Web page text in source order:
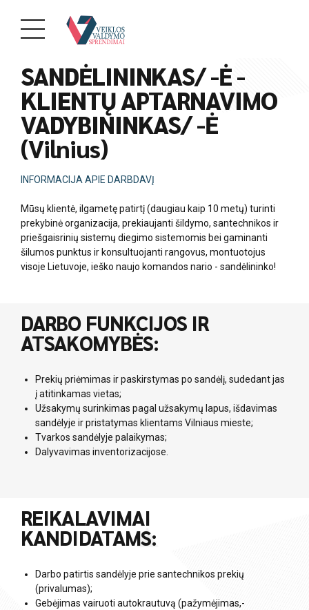
SANDĖLININKAS/ -Ė -
KLIENTŲ APTARNAVIMO
VADYBININKAS/ -Ė
(Vilnius)
INFORMACIJA APIE DARBDAVĮ
Mūsų klientė, ilgametę patirtį (daugiau kaip 10 metų) turinti
prekybinė organizacija, prekiaujanti šildymo, santechnikos ir
priešgaisrinių sistemų diegimo sistemomis bei gaminanti
šilumos punktus ir konsultuojanti rangovus, montuotojus
visoje Lietuvoje, ieško naujo komandos nario - sandėlininko!
DARBO FUNKCIJOS IR
ATSAKOMYBĖS:
Prekių priėmimas ir paskirstymas po sandėlį, sudedant jas
į atitinkamas vietas;
Užsakymų surinkimas pagal užsakymų lapus, išdavimas
sandėlyje ir pristatymas klientams Vilniaus mieste;
Tvarkos sandėlyje palaikymas;
Dalyvavimas inventorizacijose.
REIKALAVIMAI
KANDIDATAMS:
Darbo patirtis sandėlyje prie santechnikos prekių
(privalumas);
Gebėjimas vairuoti autokrautuvą (pažymėjimas,-